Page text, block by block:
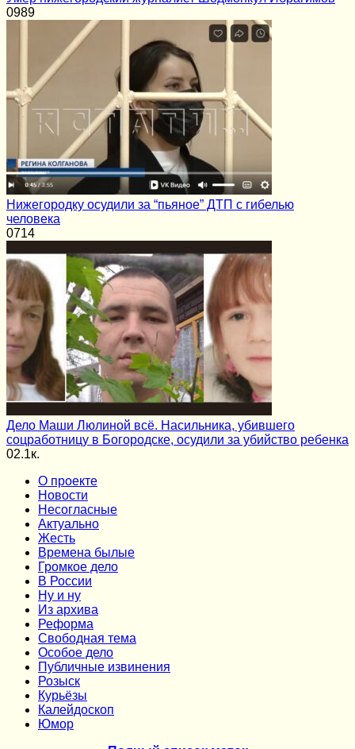
0989
Нижегородку осудили за “пьяное” ДТП с гибелью
человека
0714
Дело Маши Люлиной всё. Насильника, убившего
соцработницу в Богородске, осудили за убийство ребенка
02.1к.
О проекте
Новости
Несогласные
Актуально
Жесть
Времена былые
Громкое дело
В России
Ну и ну
Из архива
Реформа
Cвободная тема
Особое дело
Публичные извинения
Розыск
Курьёзы
Калейдоскоп
Юмор